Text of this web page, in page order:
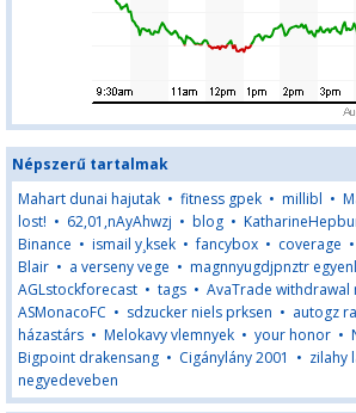
Népszerű tartalmak
Mahart dunai hajutak • fitness gpek • millibl •
lost! • 62,01,nAyAhwzj • blog •
Binance • ismail y¸ksek •fancybox • coverage •
Blair • a verseny vege • magnnyugdjpnztr
AGLstockforecast • tags • AvaTrade withdrawal
ASMonacoFC • sdzucker niels prksen • autogz ra
házastárs • Melokavy vlemnyek • your honor •
Bigpoint drakensang • Cigánylány 2001 • zilahy
negyedeveben